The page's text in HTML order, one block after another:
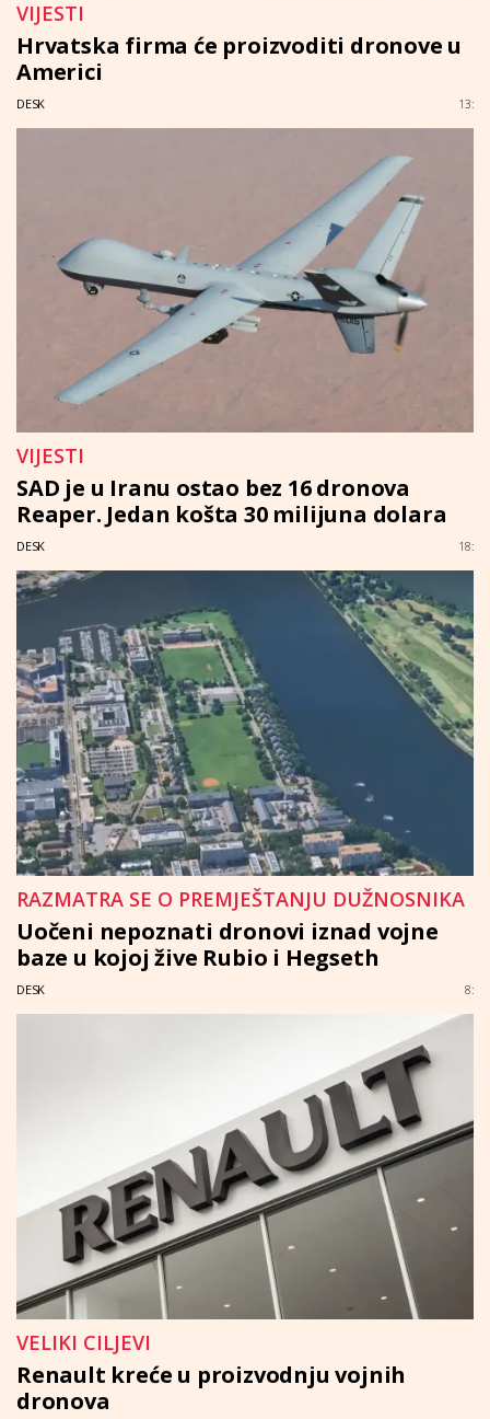
VIJESTI
Hrvatska firma će proizvoditi dronove u
Americi
DESK 13:
VIJESTI
SAD je u Iranu ostao bez 16 dronova
Reaper. Jedan košta 30 milijuna dolara
DESK 18:
RAZMATRA SE O PREMJEŠTANJU DUŽNOSNIKA
Uočeni nepoznati dronovi iznad vojne
baze u kojoj žive Rubio i Hegseth
DESK 8:
VELIKI CILJEVI
Renault kreće u proizvodnju vojnih
dronova